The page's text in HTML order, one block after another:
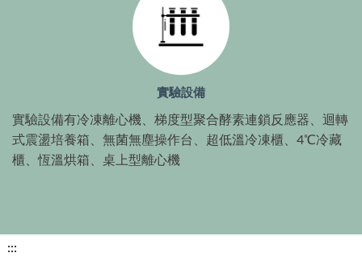
實驗設備
實驗設備有冷凍離心機、梯度型聚合酵素連鎖反應器、迴轉
式震盪培養箱、無菌無塵操作台、超低溫冷凍櫃、4℃冷藏
櫃、恆溫烘箱、桌上型離心機
:::